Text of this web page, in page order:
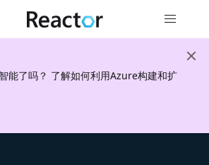
能了吗？ 了解如何利用Azure构建和扩